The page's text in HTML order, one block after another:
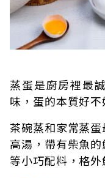
蒸蛋是廚房裡最
味，蛋的本質好不
茶碗蒸和家常蒸
高湯，帶有柴魚
等小巧配料，格